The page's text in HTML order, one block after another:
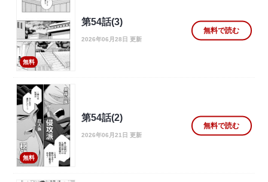
無料
第54話(3)
2026年06月28日 更新
無料で読む
無料
第54話(2)
2026年06月21日 更新
無料で読む